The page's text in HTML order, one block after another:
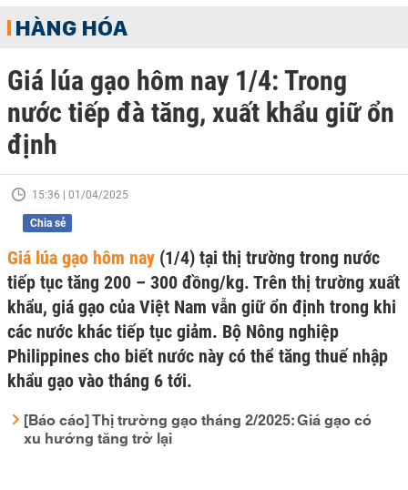
HÀNG HÓA
Giá lúa gạo hôm nay 1/4: Trong
nước tiếp đà tăng, xuất khẩu giữ ổn
định
15:36 | 01/04/2025
Chia sẻ
Giá lúa gạo hôm nay (1/4) tại thị trường trong nước
tiếp tục tăng 200 – 300 đồng/kg. Trên thị trường xuất
khẩu, giá gạo của Việt Nam vẫn giữ ổn định trong khi
các nước khác tiếp tục giảm. Bộ Nông nghiệp
Philippines cho biết nước này có thể tăng thuế nhập
khẩu gạo vào tháng 6 tới.
[Báo cáo] Thị trường gạo tháng 2/2025: Giá gạo có
xu hướng tăng trở lại